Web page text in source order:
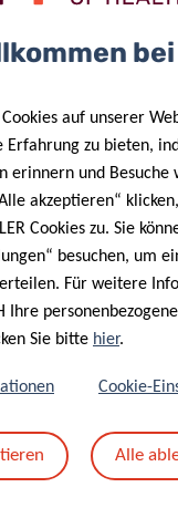
Ihrer
mit
die LIH-
bei
auf unserer
Erfahrung zu bieten,
erinnern und Besuche
akzeptieren“
Cookies zu. Sie
besuchen, um
Für weitere
Ihre
Sie bitte hier.
Cookie-
Alle